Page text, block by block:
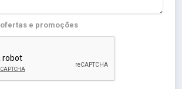
ofertas e promoções